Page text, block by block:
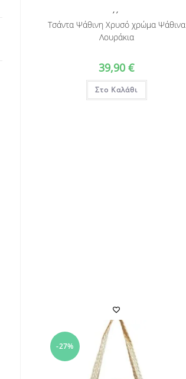
, ,
Τσάντα Ψάθινη Χρυσό χρώμα Ψάθινα
Λουράκια
39,90€
Στο Καλάθι
-27%